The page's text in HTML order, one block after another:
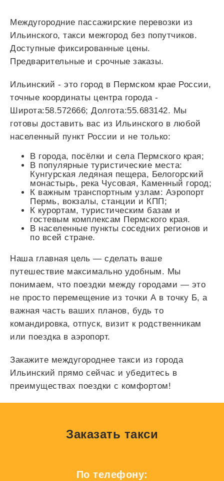
Междугородние пассажирские перевозки из
Ильинского, такси межгород без попутчиков.
Доступные фиксированные цены.
Предварительные и срочные заказы.
Ильинский - это город в Пермском крае России,
точные координаты центра города -
Широта:58.572666; Долгота:55.683142. Мы
готовы доставить вас из Ильинского в любой
населенный пункт России и не только:
В города, посёлки и села Пермского края;
В популярные туристические места:
Кунгурская ледяная пещера, Белогорский
монастырь, река Чусовая, Каменный город;
К важным транспортным узлам: Аэропорт
Пермь, вокзалы, станции и КПП;
К курортам, туристическим базам и
гостевым комплексам Пермского края.
В населенные пункты соседних регионов и
по всей стране.
Наша главная цель — сделать ваше
путешествие максимально удобным. Мы
понимаем, что поездки между городами — это
не просто перемещение из точки А в точку Б, а
важная часть ваших планов, будь то
командировка, отпуск, визит к родственникам
или поездка в аэропорт.
Закажите междугороднее такси из города
Ильинский прямо сейчас и убедитесь в
преимуществах поездки с комфортом!
Заказать такси
По телефону: